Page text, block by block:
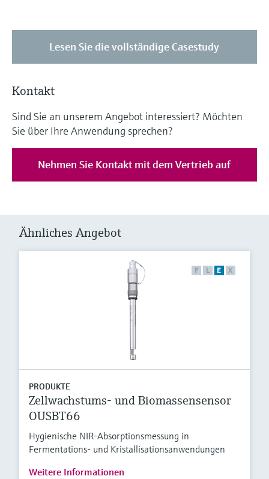
Lesen Sie die vollständige Casestudy
Kontakt
Sind Sie an unserem Angebot interessiert? Möchten
Sie über Ihre Anwendung sprechen?
Nehmen Sie Kontakt mit dem Vertrieb auf
Ähnliches Angebot
F L E X
PRODUKTE
Zellwachstums- und Biomassensensor
OUSBT66
Hygienische NIR-Absorptionsmessung in
Fermentations- und Kristallisationsanwendungen
Weitere Informationen